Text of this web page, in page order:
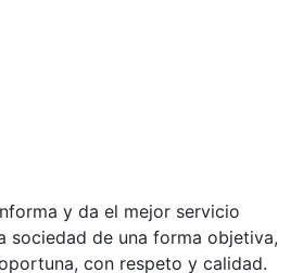
y da el mejor servicio
sociedad de una forma objetiva,
con respeto y calidad.